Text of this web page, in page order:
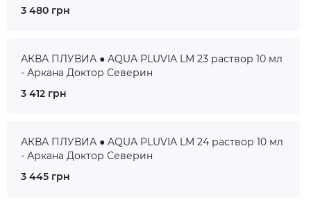
3 480 грн
АКВА ПЛУВИА ● AQUA PLUVIA LM 23 раствор 10 мл
- Аркана Доктор Северин
3 412 грн
АКВА ПЛУВИА ● AQUA PLUVIA LM 24 раствор 10 мл
- Аркана Доктор Северин
3 445 грн